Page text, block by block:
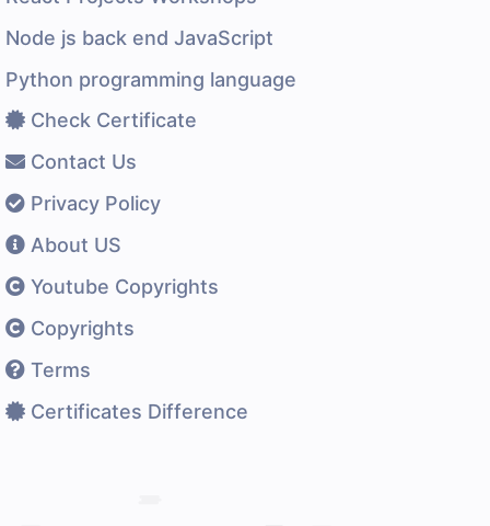
Node js back end JavaScript
Python programming language
Check Certificate
Contact Us
Privacy Policy
About US
Youtube Copyrights
Copyrights
Terms
Certificates Difference